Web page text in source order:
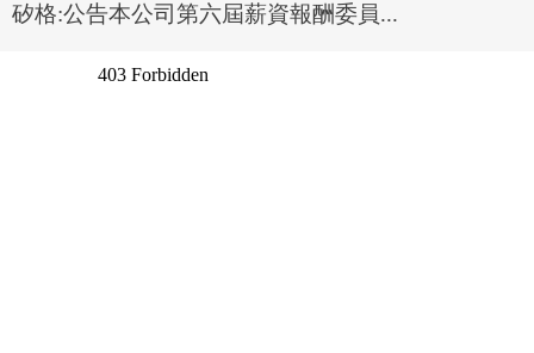
矽格:公告本公司第六屆薪資報酬委員...